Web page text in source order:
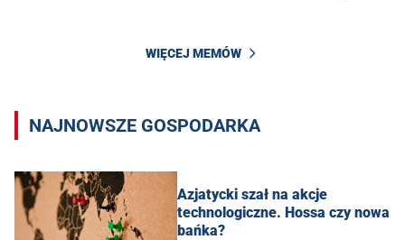
WIĘCEJ MEMÓW
NAJNOWSZE GOSPODARKA
Azjatycki szał na akcje
technologiczne. Hossa czy nowa
bańka?